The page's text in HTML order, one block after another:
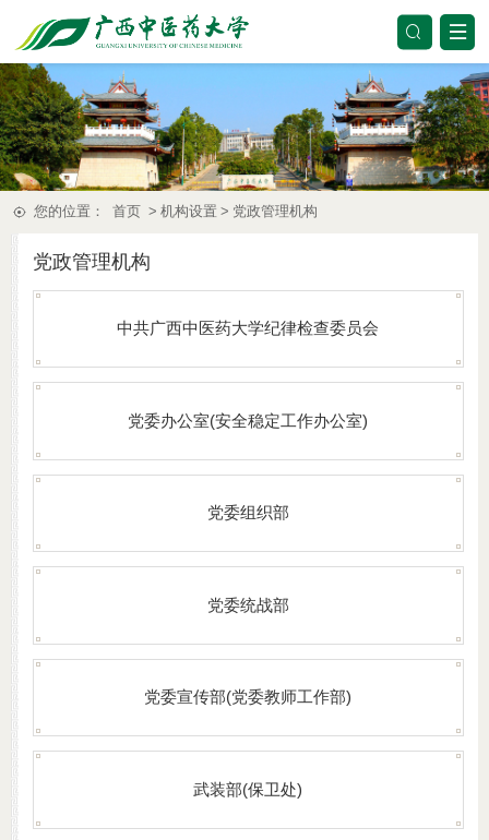
您的位置： 首页 > 机构设置 > 党政管理机构
党政管理机构
中共广西中医药大学纪律检查委员会
党委办公室(安全稳定工作办公室)
党委组织部
党委统战部
党委宣传部(党委教师工作部)
武装部(保卫处)